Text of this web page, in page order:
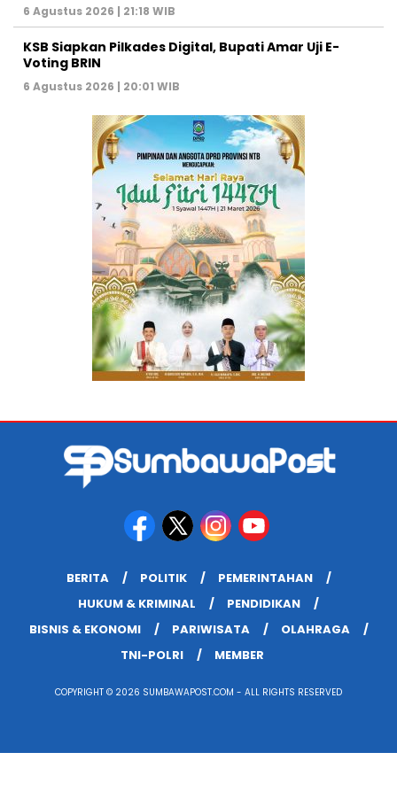
6 Agustus 2026 | 21:18 WIB
KSB Siapkan Pilkades Digital, Bupati Amar Uji E-
Voting BRIN
6 Agustus 2026 | 20:01 WIB
BERITA POLITIK
PEMERINTAHAN
HUKUM & KRIMINAL
PENDIDIKAN
BISNIS & EKONOMI
PARIWISATA
OLAHRAGA
TNI-POLRI
MEMBER
COPYRIGHT © 2026 SUMBAWAPOST.COM - ALL RIGHTS RESERVED